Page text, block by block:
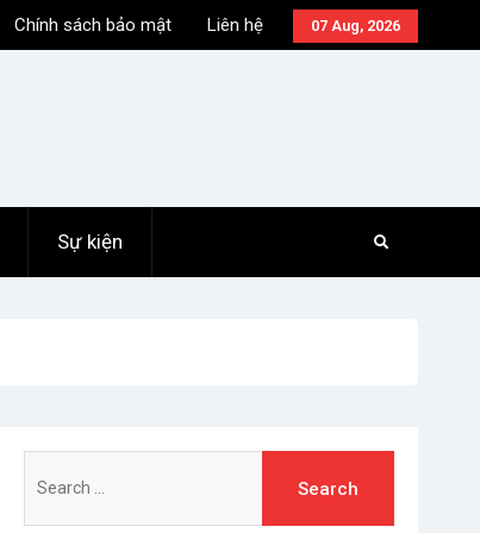
07 Aug, 2026
Chính sách bảo mật Liên hệ
Sự kiện
for: